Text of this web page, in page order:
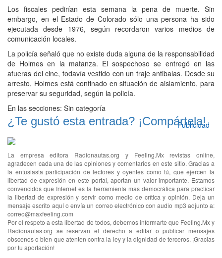
Los fiscales pedirían esta semana la pena de muerte. Sin
embargo, en el Estado de Colorado sólo una persona ha sido
ejecutada desde 1976, según recordaron varios medios de
comunicación locales.
La policía señaló que no existe duda alguna de la responsabilidad
de Holmes en la matanza. El sospechoso se entregó en las
afueras del cine, todavía vestido con un traje antibalas. Desde su
arresto, Holmes está confinado en situación de aislamiento, para
preservar su seguridad, según la policía.
En las secciones: Sin categoría
¿Te gustó esta entrada? ¡Compártela!
Publicidad
La empresa editora Radionautas.org y Feeling.Mx revistas online,
agradecen cada una de las opiniones y comentarios en este sitio. Gracias a
la entusiasta participación de lectores y oyentes como tú, que ejercen la
libertad de expresión en este portal, aportan un valor importante. Estamos
convencidos que Internet es la herramienta mas democrática para practicar
la libertad de expresión y servir como medio de crítica y opinión. Deja un
mensaje escrito aquí o envía un correo electrónico con audio mp3 adjunto a:
correo@maxfeeling.com
Por el respeto a esta libertad de todos, debemos informarte que Feeling.Mx y
Radionautas.org se reservan el derecho a editar o publicar mensajes
obscenos o bien que atenten contra la ley y la dignidad de terceros. ¡Gracias
por tu aportación!